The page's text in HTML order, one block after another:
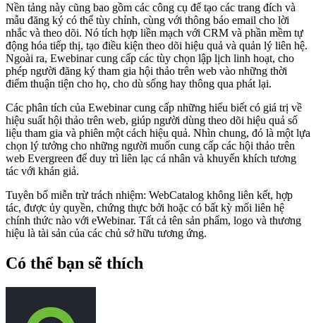
Nền tảng này cũng bao gồm các công cụ để tạo các trang đích và
mẫu đăng ký có thể tùy chỉnh, cùng với thông báo email cho lời
nhắc và theo dõi. Nó tích hợp liền mạch với CRM và phần mềm tự
động hóa tiếp thị, tạo điều kiện theo dõi hiệu quả và quản lý liên hệ.
Ngoài ra, Ewebinar cung cấp các tùy chọn lập lịch linh hoạt, cho
phép người đăng ký tham gia hội thảo trên web vào những thời
điểm thuận tiện cho họ, cho dù sống hay thông qua phát lại.
Các phân tích của Ewebinar cung cấp những hiểu biết có giá trị về
hiệu suất hội thảo trên web, giúp người dùng theo dõi hiệu quả số
liệu tham gia và phiên một cách hiệu quả. Nhìn chung, đó là một lựa
chọn lý tưởng cho những người muốn cung cấp các hội thảo trên
web Evergreen để duy trì liên lạc cá nhân và khuyến khích tương
tác với khán giả.
Tuyên bố miễn trừ trách nhiệm: WebCatalog không liên kết, hợp
tác, được ủy quyền, chứng thực bởi hoặc có bất kỳ mối liên hệ
chính thức nào với eWebinar. Tất cả tên sản phẩm, logo và thương
hiệu là tài sản của các chủ sở hữu tương ứng.
Có thể bạn sẽ thích